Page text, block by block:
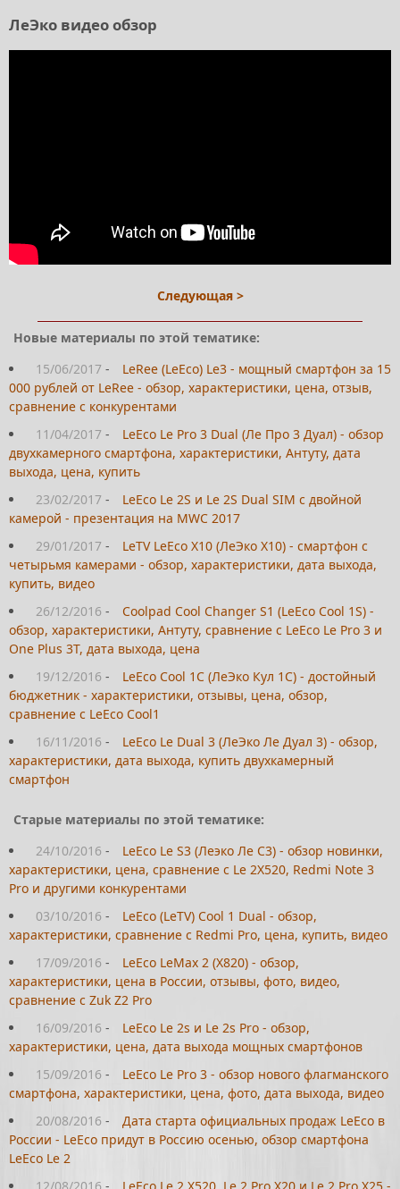
ЛеЭко видео обзор
Следующая >
Новые материалы по этой тематике:
15/06/2017 -
LeRee (LeEco) Le3 - мощный смартфон за 15
000 рублей от LeRee - обзор, характеристики, цена, отзыв,
сравнение с конкурентами
11/04/2017 -
LeEco Le Pro 3 Dual (Ле Про 3 Дуал) - обзор
двухкамерного смартфона, характеристики, Антуту, дата
выхода, цена, купить
23/02/2017 -
LeEco Le 2S и Le 2S Dual SIM с двойной
камерой - презентация на MWC 2017
29/01/2017 -
LeTV LeEco X10 (ЛеЭко Х10) - смартфон с
четырьмя камерами - обзор, характеристики, дата выхода,
купить, видео
26/12/2016 -
Coolpad Cool Changer S1 (LeEco Cool 1S) -
обзор, характеристики, Антуту, сравнение с LeEco Le Pro 3 и
One Plus 3T, дата выхода, цена
19/12/2016 -
LeEco Cool 1C (ЛеЭко Кул 1С) - достойный
бюджетник - характеристики, отзывы, цена, обзор,
сравнение с LeEco Cool1
16/11/2016 -
LeEco Le Dual 3 (ЛеЭко Ле Дуал 3) - обзор,
характеристики, дата выхода, купить двухкамерный
смартфон
Старые материалы по этой тематике:
24/10/2016 -
LeEco Le S3 (Леэко Ле С3) - обзор новинки,
характеристики, цена, сравнение с Le 2X520, Redmi Note 3
Pro и другими конкурентами
03/10/2016 -
LeEco (LeTV) Cool 1 Dual - обзор,
характеристики, сравнение с Redmi Pro, цена, купить, видео
17/09/2016 -
LeEco LeMax 2 (X820) - обзор,
характеристики, цена в России, отзывы, фото, видео,
сравнение с Zuk Z2 Pro
16/09/2016 -
LeEco Le 2s и Le 2s Pro - обзор,
характеристики, цена, дата выхода мощных смартфонов
15/09/2016 -
LeEco Le Pro 3 - обзор нового флагманского
смартфона, характеристики, цена, фото, дата выхода, видео
20/08/2016 -
Дата старта официальных продаж LeEco в
России - LeEco придут в Россию осенью, обзор смартфона
LeEco Le 2